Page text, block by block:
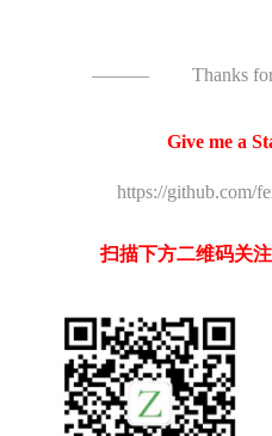
——— Thanks
Give me a
https://github.com/
扫描下方二维码关